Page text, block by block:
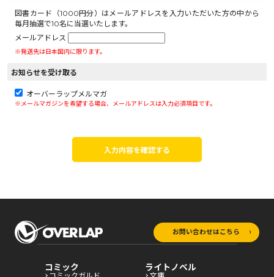
図書カード（1000円分）はメールアドレスを入力いただいた方の中から
毎月抽選で10名に当選いたします。
メールアドレス
※発送先は日本国内に限ります。
お知らせを受け取る
オーバーラップメルマガ
※メールマガジンを希望する場合、メールアドレスは入力必須項目です。
入力内容を確認する
お問い合わせはこちら
コミック ライトノベル